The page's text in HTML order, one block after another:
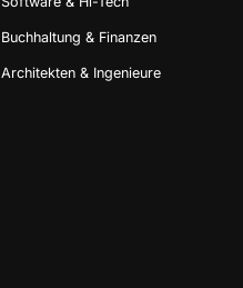
Buchhaltung & Finanzen
Architekten & Ingenieure